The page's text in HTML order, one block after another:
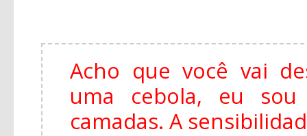
Acho que você vai
uma cebola, eu
camadas. A